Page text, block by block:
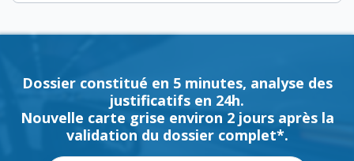
Dossier constitué en 5 minutes, analyse des
justificatifs en 24h.
Nouvelle carte grise environ 2 jours après la
validation du dossier complet*.